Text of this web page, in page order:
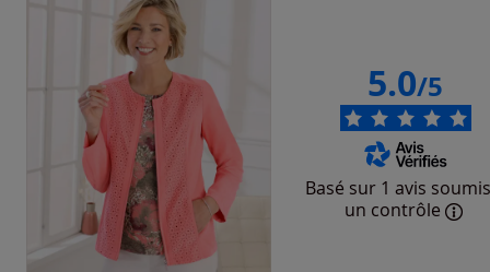
5.0/5
Basé sur 1 avis
un contrôle